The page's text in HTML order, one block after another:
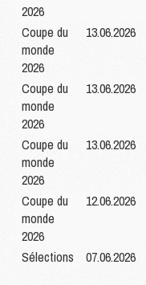
2026
Coupe du
monde
2026
13.06.2026
Coupe du
monde
2026
13.06.2026
Coupe du
monde
2026
13.06.2026
Coupe du
monde
2026
12.06.2026
Sélections 07.06.2026